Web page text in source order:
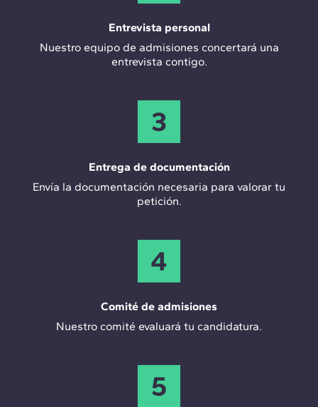
Entrevista personal
Nuestro equipo de admisiones concertará una
entrevista contigo.
3
Entrega de documentación
Envía la documentación necesaria para valorar tu
petición.
4
Comité de admisiones
Nuestro comité evaluará tu candidatura.
5